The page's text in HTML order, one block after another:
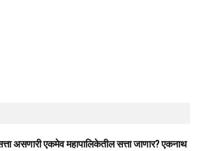
असणारी एकमेव महापालिकेतील सत्ता जाणार? एकनाथ